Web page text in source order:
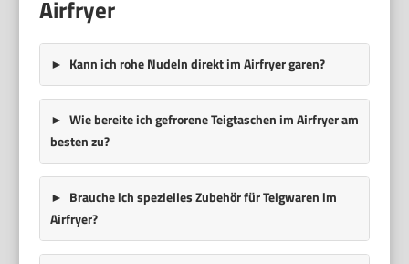
Airfryer
Kann ich rohe Nudeln direkt im Airfryer garen?
Wie bereite ich gefrorene Teigtaschen im Airfryer am
besten zu?
Brauche ich spezielles Zubehör für Teigwaren im
Airfryer?